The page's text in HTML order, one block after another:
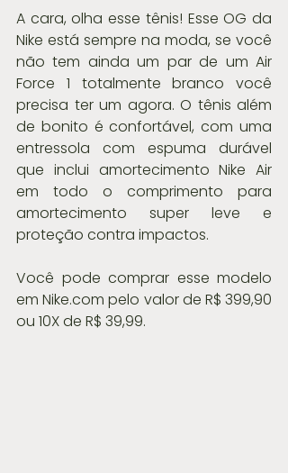
A cara, olha esse tênis! Esse OG da
Nike está sempre na moda, se você
não tem ainda um par de um Air
Force 1 totalmente branco você
precisa ter um agora. O tênis além
de bonito é confortável, com uma
entressola com espuma durável
que inclui amortecimento Nike Air
em todo o comprimento para
amortecimento super leve e
proteção contra impactos.
Você pode comprar esse modelo
em Nike.com pelo valor de R$ 399,90
ou 10X de R$ 39,99.